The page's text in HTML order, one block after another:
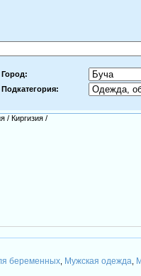
Город:
Подкатегория:
/ Киргизия /
беременных Мужская одежда